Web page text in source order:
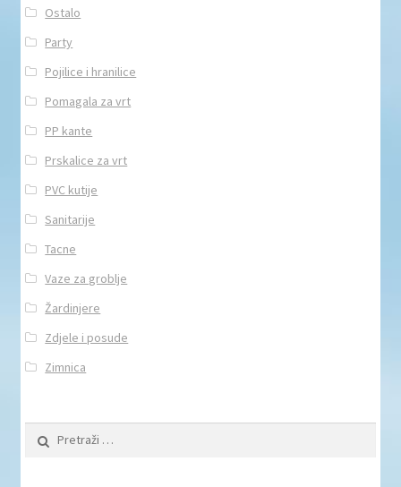
Ostalo
Party
Pojilice i hranilice
Pomagala za vrt
PP kante
Prskalice za vrt
PVC kutije
Sanitarije
Tacne
Vaze za groblje
Žardinjere
Zdjele i posude
Zimnica
Pretraži: